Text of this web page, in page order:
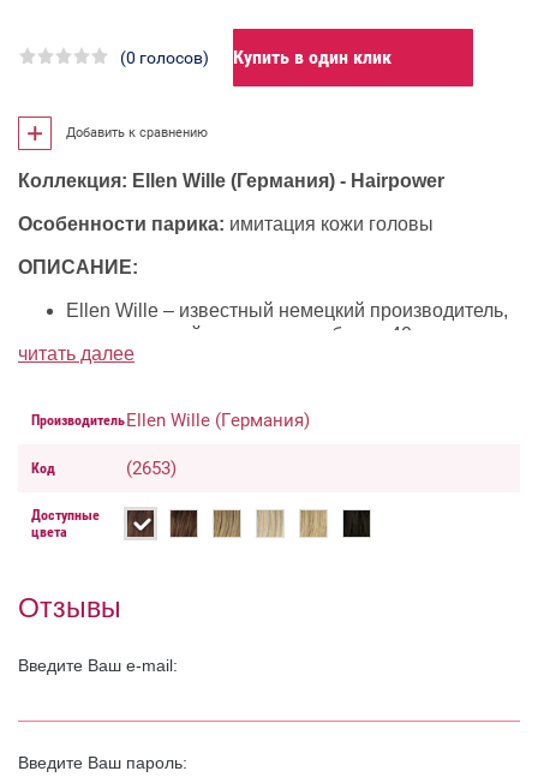
(0 голосов) Купить в один клик
Добавить к сравнению
Коллекция: Ellen Wille (Германия) - Hairpower
Особенности парика: имитация кожи головы
ОПИСАНИЕ:
Ellen Wille – известный немецкий производитель,
существующий на рынке уже более 40 лет.
Коллекция Hairpower идет в ногу со временем,
удовлетворить любого, даже самого
Верх парика выполнен из материала,
имитирующего кожу головы (Monofilament),
создающего эффект естественного роста волос и
Miley Petite Mono – великолепная длинная
ступенчатая стрижка.
и уходу за ним можно найти на этой странице.
читать далее
ПроизводительEllen Wille (Германия)
Код (2653)
Доступные
цвета
Отзывы
Введите Ваш e-mail:
Введите Ваш пароль: